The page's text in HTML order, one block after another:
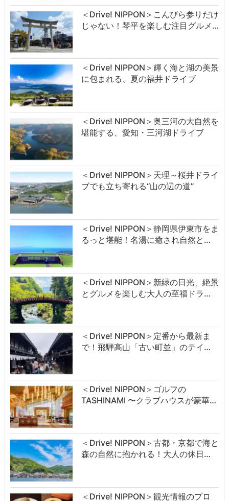
＜Drive! NIPPON＞こんぴら参りだけ
じゃない！琴平を楽しむ注目グルメ…
＜Drive! NIPPON＞輝く海と湖の美景
に包まれる、夏の福井ドライブ
＜Drive! NIPPON＞奥三河の大自然を
堪能する、愛知・三河湖ドライブ
＜Drive! NIPPON＞天理～桜井ドライ
ブでも立ち寄れる“山の辺の道”
＜Drive! NIPPON＞静岡県伊東市をま
るっと堪能！名湯に癒され自然と…
＜Drive! NIPPON＞新緑の日光、絶景
とグルメを楽しむ大人の至福ドラ…
＜Drive! NIPPON＞定番から最新ま
で！飛騨高山「古い町並」のテイ…
＜Drive! NIPPON＞ゴルフの
TASHINAMI 〜クラブハウスが豪華…
＜Drive! NIPPON＞古都・京都で海と
森の自然に抱かれる！大人の休日…
＜Drive! NIPPON＞観光情報のプロ